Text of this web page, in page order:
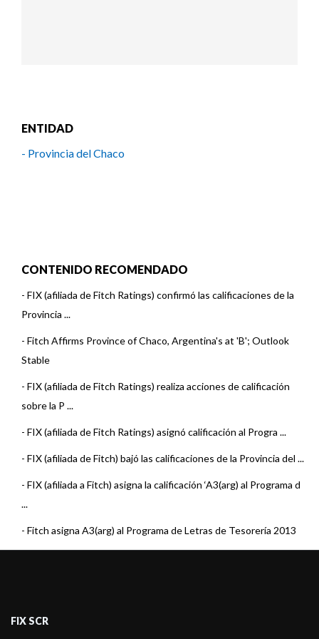
ENTIDAD
- Provincia del Chaco
CONTENIDO RECOMENDADO
- FIX (afiliada de Fitch Ratings) confirmó las calificaciones de la
Provincia ...
- Fitch Affirms Province of Chaco, Argentina's at 'B'; Outlook
Stable
- FIX (afiliada de Fitch Ratings) realiza acciones de calificación
sobre la P ...
- FIX (afiliada de Fitch Ratings) asignó calificación al Progra ...
- FIX (afiliada de Fitch) bajó las calificaciones de la Provincia del ...
- FIX (afiliada a Fitch) asigna la calificación ‘A3(arg) al Programa d
...
- Fitch asigna A3(arg) al Programa de Letras de Tesorería 2013
de la P ...
-Fitch confirma en A-(arg) los Títulos 2026 del Chaco;
FIX SCR